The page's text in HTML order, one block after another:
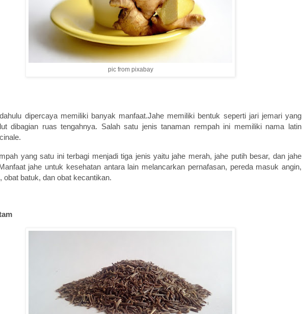
pic from pixabay
dipercaya memiliki banyak manfaat.Jahe memiliki bentuk seperti jari jemari yang
dibagian ruas tengahnya. Salah satu jenis tanaman rempah ini memiliki nama latin
yang satu ini terbagi menjadi tiga jenis yaitu jahe merah, jahe putih besar, dan jahe
jahe untuk kesehatan antara lain melancarkan pernafasan, pereda masuk angin,
obat batuk, dan obat kecantikan.